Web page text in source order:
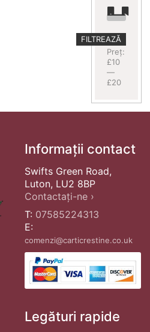
Preț
minim
Preț
maxim
FILTREAZĂ
Preț:
£10
—
£20
Informații contact
Swifts Green Road,
Luton, LU2 8BP
Contactați-ne ›
T: 07585224313
E:
comenzi@carticrestine.co.uk
Legături rapide